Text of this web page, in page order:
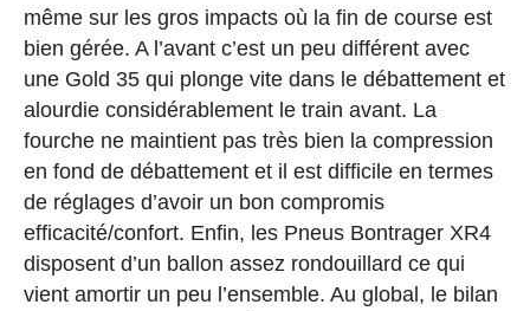
même sur les gros impacts où la fin de course est
bien gérée. A l’avant c’est un peu différent avec
une Gold 35 qui plonge vite dans le débattement et
alourdie considérablement le train avant. La
fourche ne maintient pas très bien la compression
en fond de débattement et il est difficile en termes
de réglages d’avoir un bon compromis
efficacité/confort. Enfin, les Pneus Bontrager XR4
disposent d’un ballon assez rondouillard ce qui
vient amortir un peu l’ensemble. Au global, le bilan